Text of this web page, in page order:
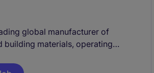
global manufacturer of
building materials, operating
in the region, the company is